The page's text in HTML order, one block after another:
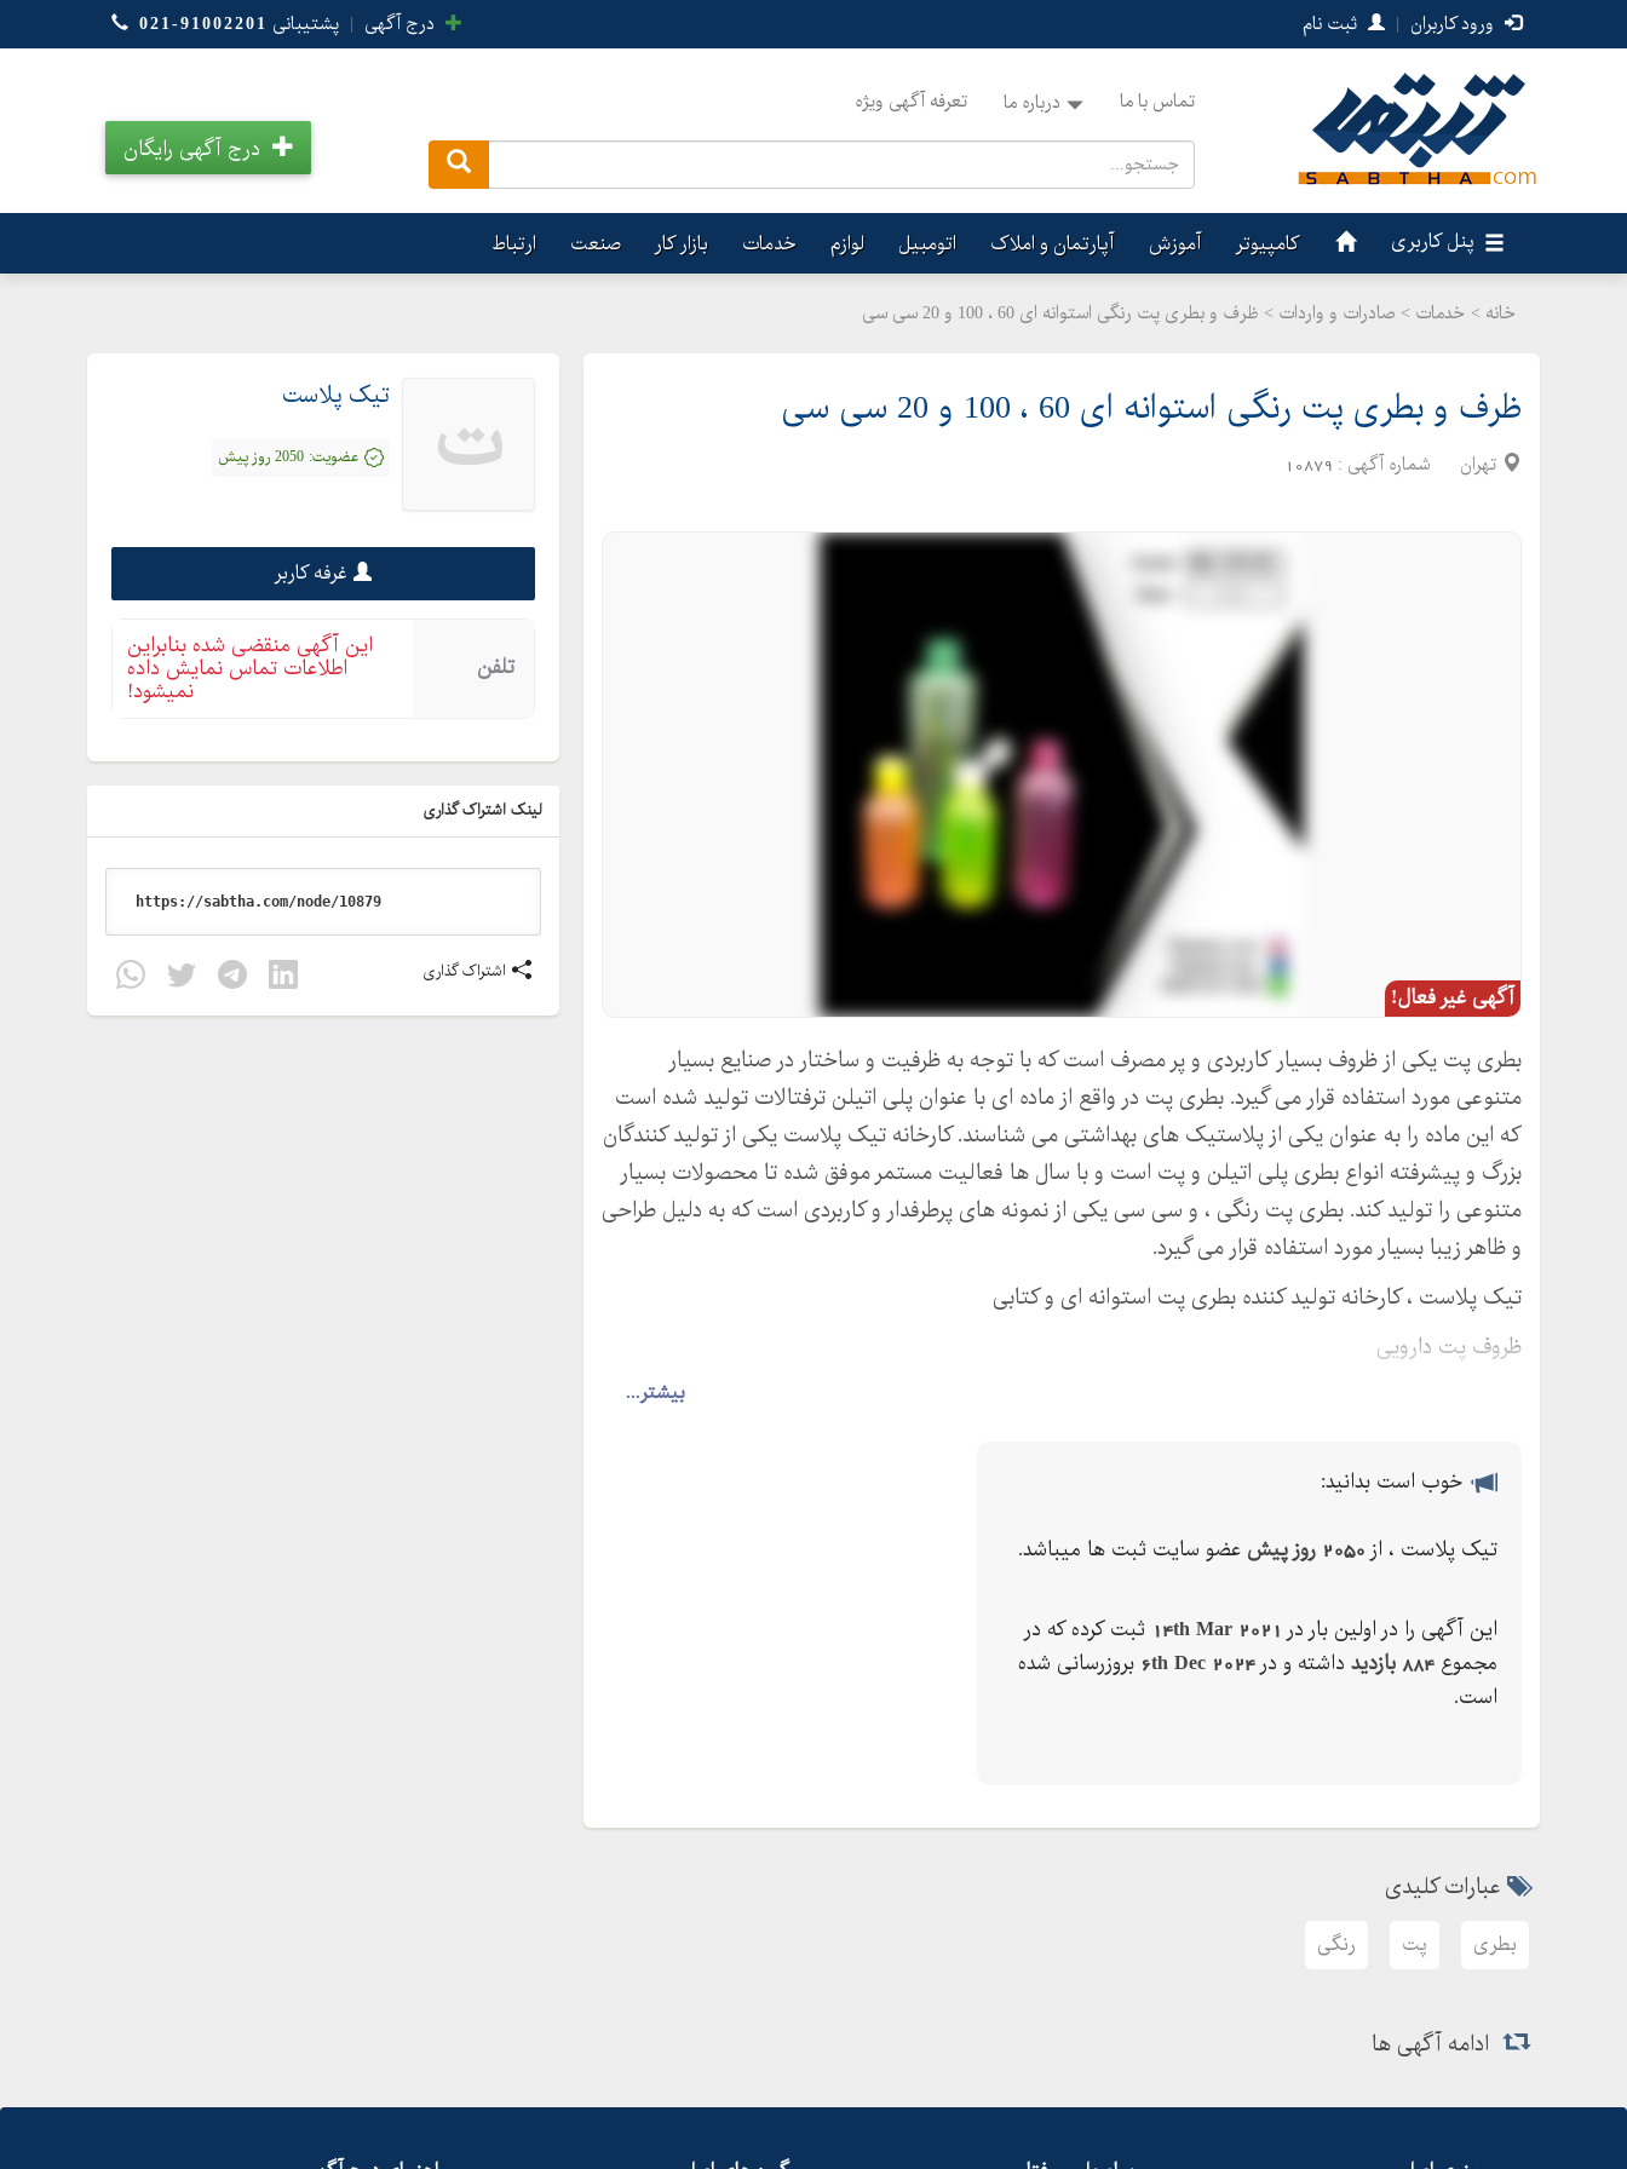
ورود کاربران | ثبت نام درج آگهی | پشتیبانی 021-91002201
تماس با ما درباره ما تعرفه آگهی ویژه
درج آگهی رایگان
پنل کاربری کامپیوتر آموزش آپارتمان و املاک اتومبیل لوازم خدمات بازار کار صنعت ارتباط
خانه > خدمات > صادرات و واردات > ظرف و بطری پت رنگی استوانه ای 60 ، 100 و 20 سی سی
ظرف و بطری پت رنگی استوانه ای 60 ، 100 و 20 سی سی
تهران شماره آگهی : 10879
آگهی غیر فعال!
بیشتر...
بطری پت یکی از ظروف بسیار کاربردی و پر مصرف است که با توجه به ظرفیت و ساختار در صنایع بسیار
متنوعی مورد استفاده قرار می گیرد. بطری پت در واقع از ماده ای با عنوان پلی اتیلن ترفتالات تولید شده است
که این ماده را به عنوان یکی از پلاستیک های بهداشتی می شناسند. کارخانه تیک پلاست یکی از تولید کنندگان
بزرگ و پیشرفته انواع بطری پلی اتیلن و پت است و با سال ها فعالیت مستمر موفق شده تا محصولات بسیار
متنوعی را تولید کند. بطری پت رنگی ، و سی سی یکی از نمونه های پرطرفدار و کاربردی است که به دلیل طراحی
و ظاهر زیبا بسیار مورد استفاده قرار می گیرد.
تیک پلاست ، کارخانه تولید کننده بطری پت استوانه ای و کتابی
ظروف پت دارویی
فروش عمده بطری پت
قیمت عمده بطری پت و سی سی
تخفیف ویژه برای سفارش های بالا
برای خرید انواع بطری پت رنگی ، و سی سی در شهر های مشهد ، اصفهان ، تهران ، کرج ، شیراز ، کرمانشاه ، اهواز
شماره تماس:
خوب است بدانید:
تیک پلاست ، از 2050 روز پیش عضو سایت ثبت ها میباشد.
این آگهی را در اولین بار در 14th Mar 2021 ثبت کرده که در
مجموع 884 بازدید داشته و در 6th Dec 2024 بروزرسانی شده
است.
عبارات کلیدی
بطری پت رنگی
ت تیک پلاست
عضویت: 2050 روز پیش
غرفه کاربر
تلفن
این آگهی منقضی شده بنابراین
اطلاعات تماس نمایش داده
نمیشود!
لینک اشتراک گذاری
اشتراک گذاری
ادامه آگهی ها